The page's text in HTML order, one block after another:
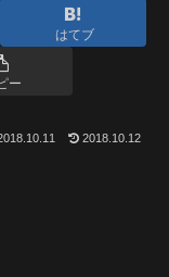
はてブ
ー
2018.10.12